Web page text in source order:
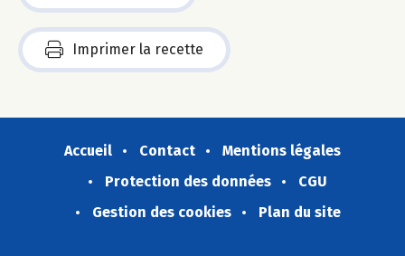
Imprimer la recette
Accueil Contact
Mentions légales
Protection des données
CGU
Gestion des cookies
Plan du site